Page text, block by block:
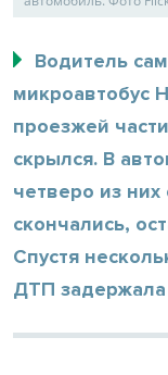
Водитель
микроавтобус
проезжей
скрылся. В
четверо из
скончались,
Спустя
ДТП